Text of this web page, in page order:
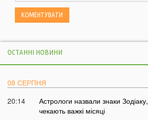
ОСТАННІ НОВИНИ
08 СЕРПНЯ
20:14
Астрологи назвали знаки
чекають важкі місяці